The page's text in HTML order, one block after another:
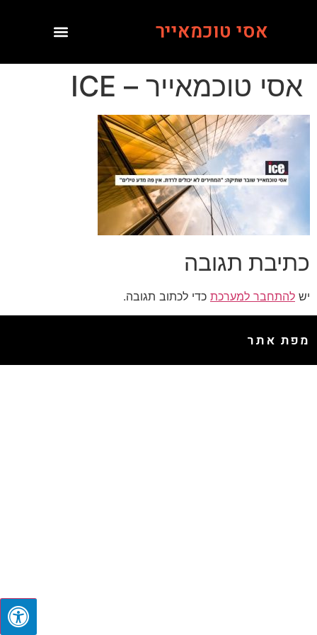
אסי טוכמאייר
אסי טוכמאייר – ICE
כתיבת תגובה
יש להתחבר למערכת כדי לכתוב תגובה.
מפת אתר